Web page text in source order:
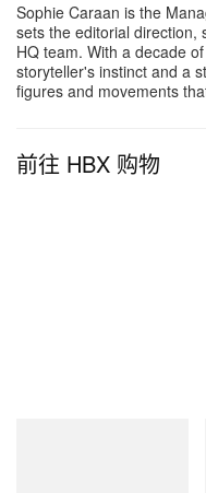
Sophie Caraan is the
sets the editorial direction,
HQ team. With a decade
storyteller's instinct and a
figures and movements
前往 HBX 购物